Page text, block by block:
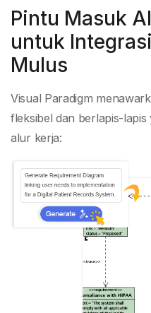
Pintu Masuk
untuk
Mulus
Visual Paradigm
fleksibel dan berlapis-
alur kerja: